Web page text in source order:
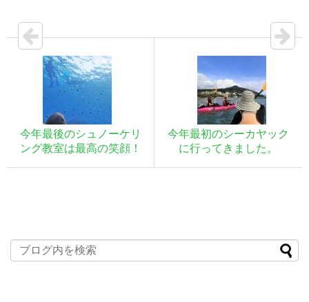
今年最後のシュノーケリ
ング教室は最高の笑顔！
今年最初のシーカヤック
に行ってきました。